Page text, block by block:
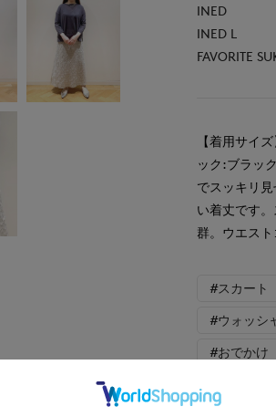
INED
INED L
FAVORITE
【着用サイ
ック:ブラッ
でスッキリ
い着丈です
群。ウエスト
#スカート
#ウォッシ
#おでかけ